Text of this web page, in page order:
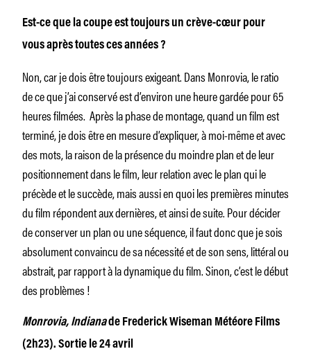
Est-ce que la coupe est toujours un crève-cœur pour
vous après toutes ces années ?
Non, car je dois être toujours exigeant. Dans Monrovia, le ratio
de ce que j’ai conservé est d’environ une heure gardée pour 65
heures filmées. Après la phase de montage, quand un film est
terminé, je dois être en mesure d’expliquer, à moi-même et avec
des mots, la raison de la présence du moindre plan et de leur
positionnement dans le film, leur relation avec le plan qui le
précède et le succède, mais aussi en quoi les premières minutes
du film répondent aux dernières, et ainsi de suite. Pour décider
de conserver un plan ou une séquence, il faut donc que je sois
absolument convaincu de sa nécessité et de son sens, littéral ou
abstrait, par rapport à la dynamique du film. Sinon, c’est le début
des problèmes !
Monrovia, Indianade Frederick Wiseman Météore Films
(2h23). Sortie le 24 avril